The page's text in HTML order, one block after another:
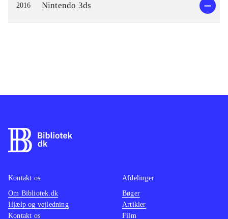
2016 Nintendo 3ds
Kontakt os
Om Bibliotek.dk
Hjælp og vejledning
Kontakt os
Afdelinger
Bøger
Artikler
Film